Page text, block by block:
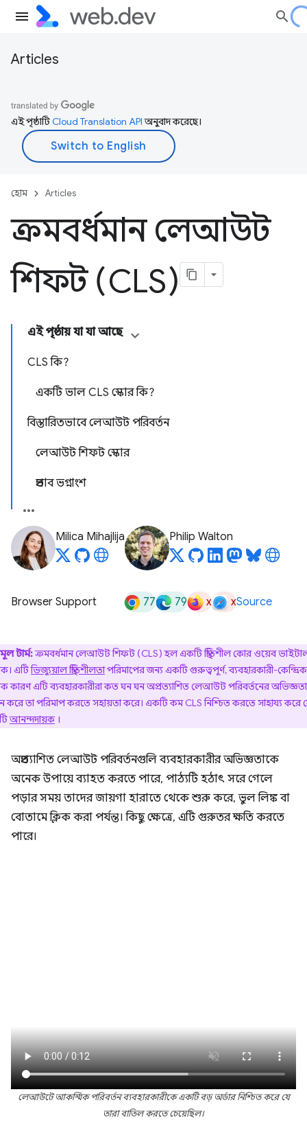
Articles
এই পৃষ্ঠাটিCloud Translation APIঅনুবাদ করেছে।
হোম Articles
ক্রমবর্ধমান লেআউট
শিফট (CLS)
এই পৃষ্ঠায় যা যা আছে
CLS কি?
একটি ভাল CLS স্কোর কি?
বিস্তারিতভাবে লেআউট পরিবর্তন
লেআউট শিফট স্কোর
প্রভাব ভগ্নাংশ
Milica Mihajlija Philip Walton
Browser Support 77 79 x xSource
মূল টার্ম:ক্রমবর্ধমান লেআউট শিফট (CLS) হল একটি স্থিতিশীল কোর ওয়েব
এটিভিজ্যুয়াল স্থিতিশীলতাপরিমাপের জন্য একটি গুরুত্বপূর্ণ, ব্যবহারকারী-কেন্দ্রিক
কারণ এটি ব্যবহারকারীরা কত ঘন ঘন অপ্রত্যাশিত লেআউট পরিবর্তনের অভিজ্ঞতা
করে তা পরিমাপ করতে সহায়তা করে। একটি কম CLS নিশ্চিত করতে সাহায্য করে
আনন্দদায়ক ।
অপ্রত্যাশিত লেআউট পরিবর্তনগুলি ব্যবহারকারীর অভিজ্ঞতাকে
অনেক উপায়ে ব্যাহত করতে পারে, পাঠ্যটি হঠাৎ সরে গেলে
পড়ার সময় তাদের জায়গা হারাতে থেকে শুরু করে, ভুল লিঙ্ক বা
বোতামে ক্লিক করা পর্যন্ত। কিছু ক্ষেত্রে, এটি গুরুতর ক্ষতি করতে
পারে।
লেআউটে আকস্মিক পরিবর্তন ব্যবহারকারীকে একটি বড় অর্ডার নিশ্চিত করে যে
তারা বাতিল করতে চেয়েছিল।